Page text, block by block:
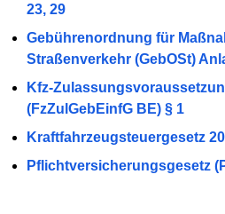
23, 29
Gebührenordnung für
Straßenverkehr (GebOSt)
Kfz-
(FzZulGebEinfG BE) § 1
Kraftfahrzeugsteuergesetz
Pflichtversicherungsgesetz